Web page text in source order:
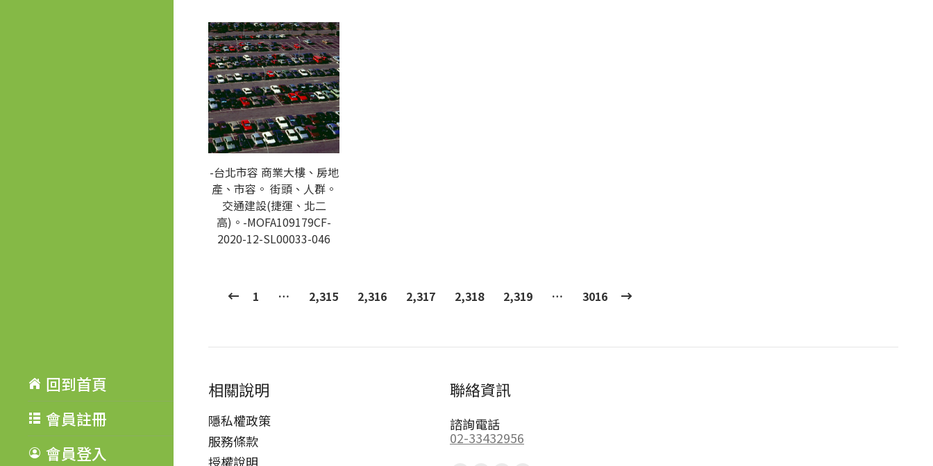
回到首頁
會員註冊
會員登入
-台北市容 商業大樓、房地
產、市容。 街頭、人群。
交通建設(捷運、北二
高)。-MOFA109179CF-
2020-12-SL00033-046
1 … 2,315 2,316 2,317 2,318 2,319 … 3016
相關說明
隱私權政策
服務條款
授權說明
聯絡資訊
諮詢電話
02-33432956